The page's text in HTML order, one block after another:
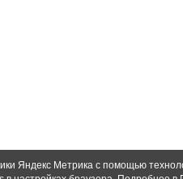
Яндекс Метрика с помощью